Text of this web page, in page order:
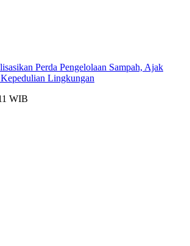
Perda Pengelolaan Sampah, Ajak
Lingkungan
WIB